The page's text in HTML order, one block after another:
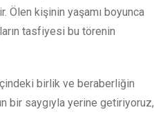
Ölen kişinin yaşamı boyunca
tasfiyesi bu törenin
içindeki birlik ve beraberliğin
bir saygıyla yerine getiriyoruz,